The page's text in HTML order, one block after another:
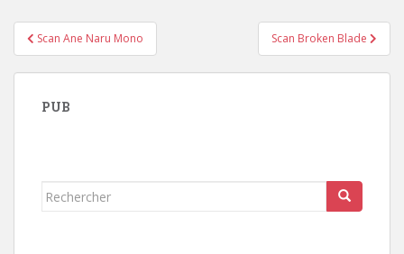
Navigation
de
l’article
Scan Ane Naru Mono Scan Broken Blade
PUB
Rechercher...